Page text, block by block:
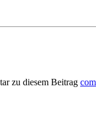
zu diesem Beitrag